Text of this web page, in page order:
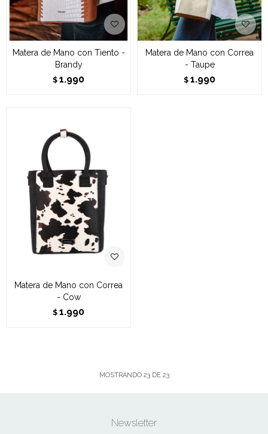
Matera de Mano con Tiento -
Brandy
$ 1.990
Matera de Mano con Correa
- Taupe
$ 1.990
Matera de Mano con Correa
- Cow
$ 1.990
MOSTRANDO 23DE 23
Newsletter